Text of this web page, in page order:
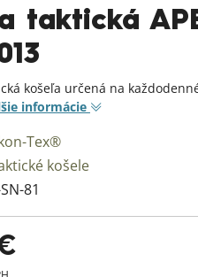
taktická
košeľa určená na
informácie
Tex®
košele
81